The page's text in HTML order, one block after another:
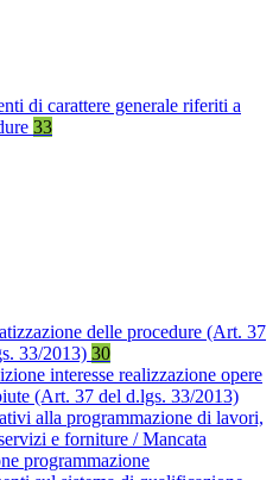
di carattere generale riferiti a
33
delle procedure (Art. 37
33/2013) 30
interesse realizzazione opere
(Art. 37 del d.lgs. 33/2013)
alla programmazione di lavori,
e forniture / Mancata
programmazione